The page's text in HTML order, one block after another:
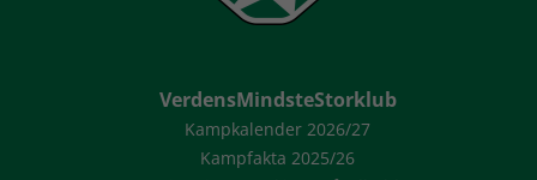
VerdensMindsteStorklub
Kampkalender 2026/27
Kampfakta 2025/26